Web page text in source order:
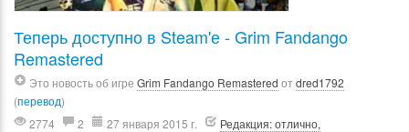
Теперь доступно в Steam'е - Grim Fandango
Remastered
Это новость об игре Grim Fandango Remastered отdred1792
(перевод)
2774
2 27 января 2015 г.
Редакция: отлично,